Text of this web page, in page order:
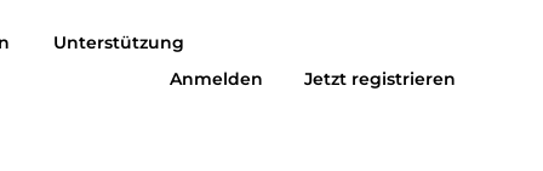
Unterstützung
Anmelden
Jetzt registrieren